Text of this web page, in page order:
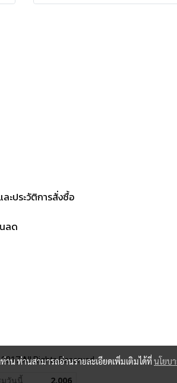
ะประวัติการสั่งซื้อ
ลด
All Rights Reserved
มวันนี้ 2,006
าน ท่านสามารถอ่านรายละเอียดเพิ่มเติมได้ที่นโยบ